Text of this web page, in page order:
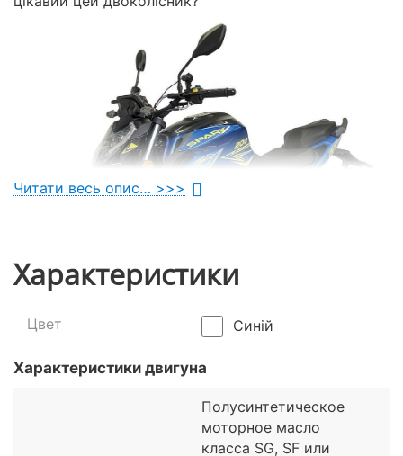
Простий і надійний
Якими якостями повинен мати бюджетний байк?
Читати весь опис… >>>
Характеристики
Цвет Синій
Характеристики двигуна
Полусинтетическое
моторное масло
класса SG, SF или